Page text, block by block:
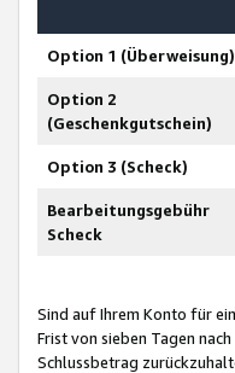
Option 1 (Überweisung)
Option 2
(Geschenkgutschein)
Option 3 (Scheck)
Bearbeitungsgebühr
Scheck
Sind auf Ihrem Konto für
Frist von sieben Tagen
Schlussbetrag